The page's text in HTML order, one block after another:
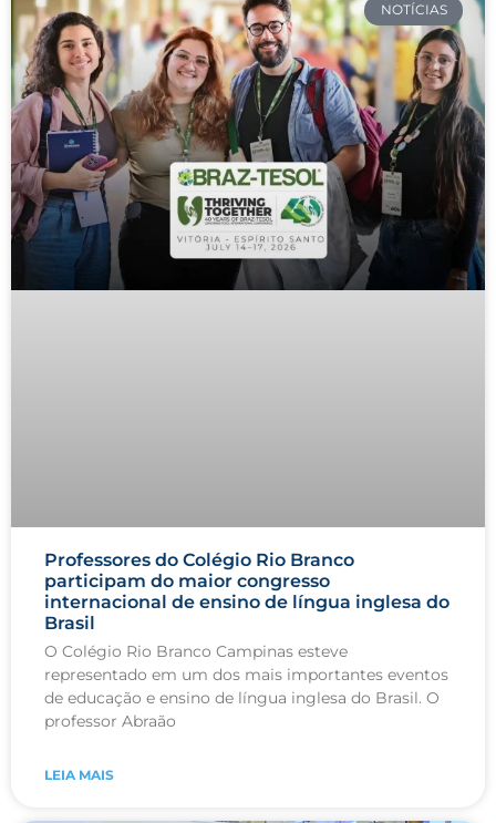
NOTÍCIAS
Professores do Colégio Rio Branco
participam do maior congresso
internacional de ensino de língua inglesa do
Brasil
O Colégio Rio Branco Campinas esteve
representado em um dos mais importantes eventos
de educação e ensino de língua inglesa do Brasil. O
professor Abraão
LEIA MAIS